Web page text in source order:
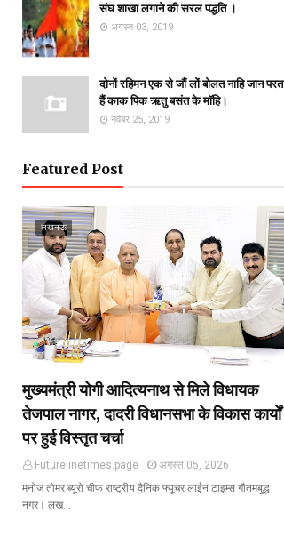
संघ शाखा लगाने की सरल पद्धति ।
अगस्त 03, 2019
दोनों रहिमन एक से जौं लों बोलत नाहि जान परत
हैं काक पिक ऋतु बसंत के माॅहि।
नवंबर 25, 2019
Featured Post
लखनऊ
मुख्यमंत्री योगी आदित्यनाथ से मिले विधायक
तेजपाल नागर, दादरी विधानसभा के विकास कार्यों
पर हुई विस्तृत चर्चा
Futurelinetimes.page
अगस्त 05, 2026
मनोज तोमर ब्यूरो चीफ राष्ट्रीय दैनिक फ्यूचर लाईन टाइम्स गौतमबुद्ध
नगर। लख…